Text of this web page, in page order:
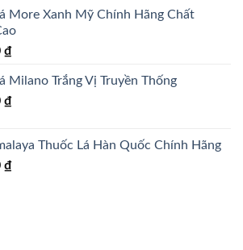
More Xanh Mỹ Chính Hãng Chất
₫
Milano Trắng Vị Truyền Thống
₫
Thuốc Lá Hàn Quốc Chính Hãng
₫